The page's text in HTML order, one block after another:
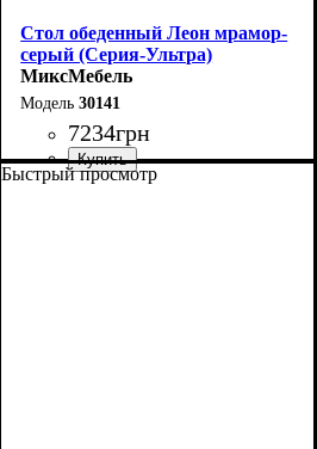
Стол обеденный Леон мрамор-
серый (Серия-Ультра)
МиксМебель
30141
7234грн
Быстрый просмотр